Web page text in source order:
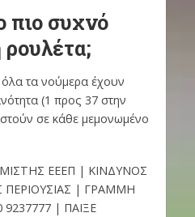
πιο συχνό
τα νούμερα έχουν
(1 προς 37 στην
σε κάθε μεμονωμένο
ΕΕΕΠ | ΚΙΝΔΥΝΟΣ
ΠΕΡΙΟΥΣΙΑΣ | ΓΡΑΜΜΗ
| ΠΑΙΞΕ